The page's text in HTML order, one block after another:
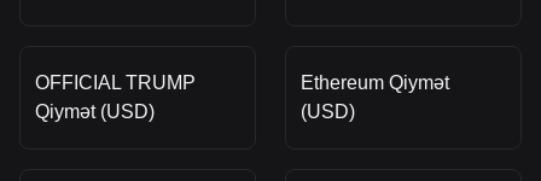
OFFICIAL TRUMP
Qiymət (USD)
Ethereum Qiymət
(USD)